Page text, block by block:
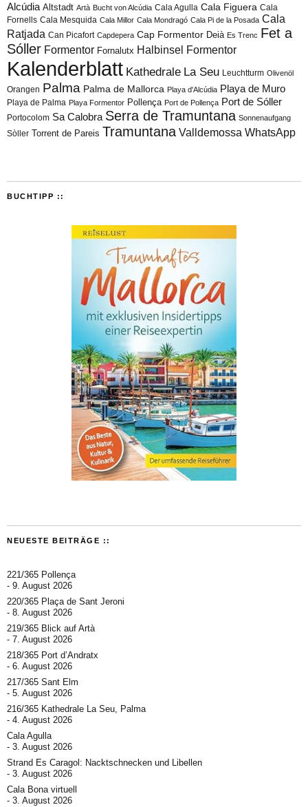
Alcúdia Altstadt Artà Bucht von Alcúdia Cala Agulla Cala Figuera Cala
Fornells Cala Mesquida Cala Millor Cala Mondragó Cala Pi de la Posada Cala
Ratjada Can Picafort Capdepera Cap Formentor Deià Es Trenc Fet a
Sóller Formentor Fornalutx Halbinsel Formentor
Kalenderblatt Kathedrale La Seu Leuchtturm Olivenöl
Orangen Palma Palma de Mallorca Playa d'Alcúdia Playa de Muro
Playa de Palma Playa Formentor Pollença Port de Pollença Port de Sóller
Portocolom Sa Calobra Serra de Tramuntana Sonnenaufgang
Sòller Torrent de Pareis Tramuntana Valldemossa WhatsApp
BUCHTIPP ::
NEUESTE BEITRÄGE ::
221/365 Pollença
9. August 2026
220/365 Plaça de Sant Jeroni
8. August 2026
219/365 Blick auf Artà
7. August 2026
218/365 Port d’Andratx
6. August 2026
217/365 Sant Elm
5. August 2026
216/365 Kathedrale La Seu, Palma
4. August 2026
Cala Agulla
3. August 2026
Strand Es Caragol: Nacktschnecken und Libellen
3. August 2026
Cala Bona virtuell
3. August 2026